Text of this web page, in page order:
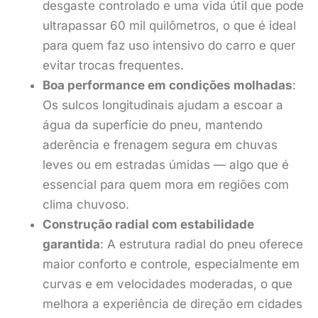
desgaste controlado e uma vida útil que pode
ultrapassar 60 mil quilômetros, o que é ideal
para quem faz uso intensivo do carro e quer
evitar trocas frequentes.
Boa performance em condições molhadas:
Os sulcos longitudinais ajudam a escoar a
água da superfície do pneu, mantendo
aderência e frenagem segura em chuvas
leves ou em estradas úmidas — algo que é
essencial para quem mora em regiões com
clima chuvoso.
Construção radial com estabilidade
garantida: A estrutura radial do pneu oferece
maior conforto e controle, especialmente em
curvas e em velocidades moderadas, o que
melhora a experiência de direção em cidades